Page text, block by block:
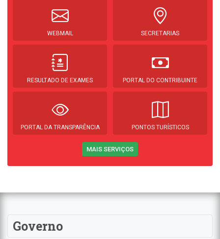
WEBMAIL SECRETARIAS
RESULTADO DE EXAMES PORTAL DO CONTRIBUINTE
PORTAL DA TRANSPARÊNCIA PONTOS TURÍSTICOS
MAIS SERVIÇOS
Governo